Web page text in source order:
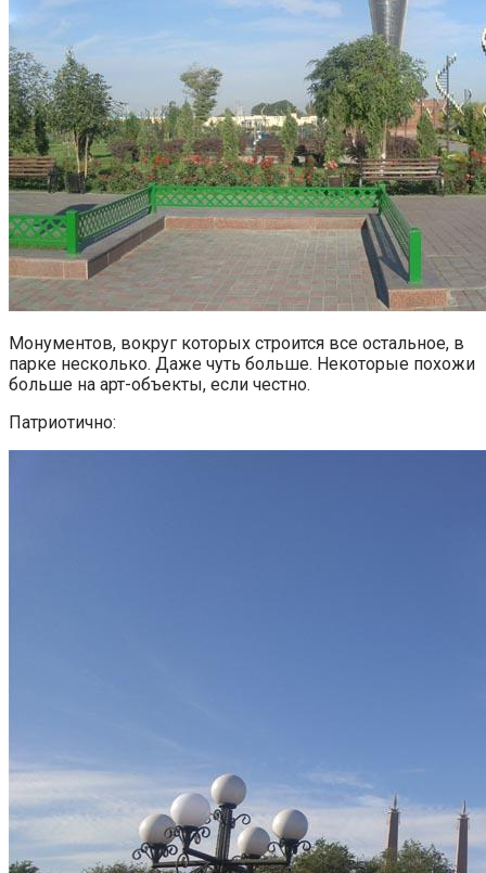
Монументов, вокруг которых строится все остальное, в
парке несколько. Даже чуть больше. Некоторые похожи
больше на арт-объекты, если честно.
Патриотично: